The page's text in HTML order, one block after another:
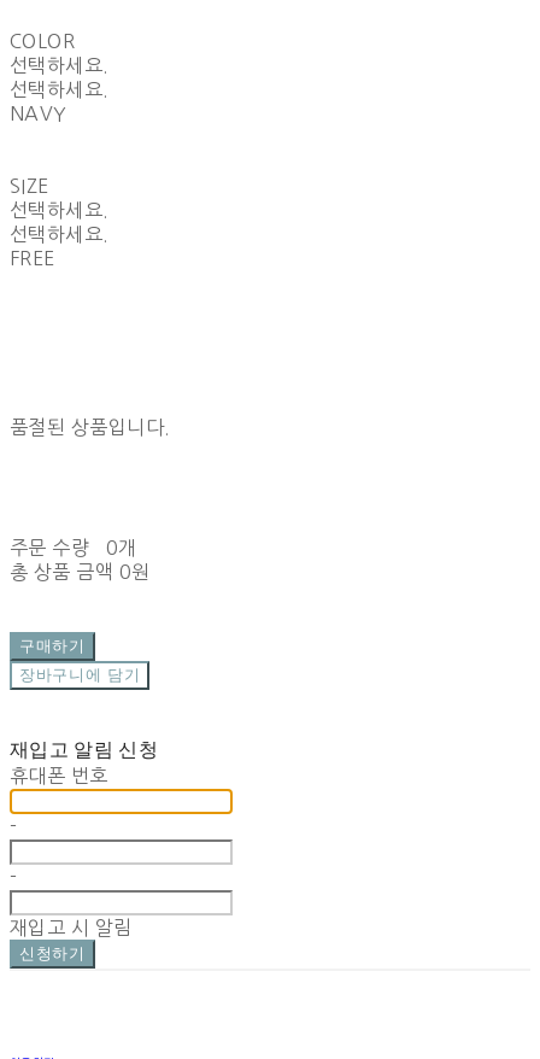
COLOR
선택하세요.
선택하세요.
NAVY
SIZE
선택하세요.
선택하세요.
FREE
품절된 상품입니다.
주문 수량
0개
총 상품 금액 0원
구매하기
장바구니에 담기
재입고 알림 신청
휴대폰 번호
-
-
재입고 시 알림
신청하기